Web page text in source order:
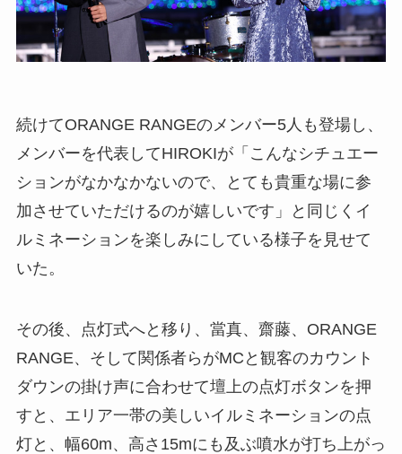
続けてORANGE RANGEのメンバー5人も登場し、
メンバーを代表してHIROKIが「こんなシチュエー
ションがなかなかないので、とても貴重な場に参
加させていただけるのが嬉しいです」と同じくイ
ルミネーションを楽しみにしている様子を見せて
いた。
その後、点灯式へと移り、當真、齋藤、ORANGE
RANGE、そして関係者らがMCと観客のカウント
ダウンの掛け声に合わせて壇上の点灯ボタンを押
すと、エリア一帯の美しいイルミネーションの点
灯と、幅60m、高さ15mにも及ぶ噴水が打ち上がっ